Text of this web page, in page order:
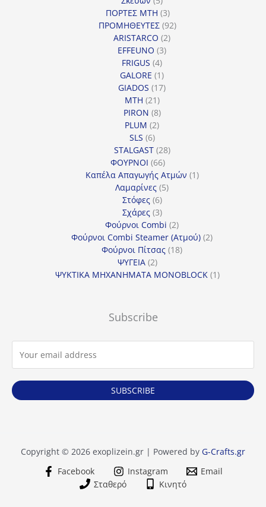
προϊόντα
ΠΟΡΤΕΣ MTH 33
προϊόντα
ΠΡΟΜΗΘΕΥΤΕΣ 9292
ARISTARCO 22
EFFEUNO 33
FRIGUS 44
προϊόντα
GALORE 11
προϊόν
GIADOS 1717
MTH 2121
προϊόντα
PIRON 88
προϊόντα
PLUM 22
SLS 66
προϊόντα
STALGAST 2828
ΦΟΥΡΝΟΙ 6666
προϊόντα
Καπέλα Απαγωγής Ατμών 11
Λαμαρίνες 55
Στόφες 66
προϊόντα
Σχάρες 33
προϊόντα
Φούρνοι Combi 22
προϊόντα
Φούρνοι Combi Steamer (Ατμού) 22
Φούρνοι Πίτσας 1818
ΨΥΓΕΙΑ 22
προϊόντα
ΨΥΚΤΙΚΑ ΜΗΧΑΝΗΜΑΤΑ MONOBLOCK 11
Subscribe
SUBSCRIBE
Copyright © 2026 exoplizein.gr | Powered by G-Crafts.gr
Facebook
Instagram
Email
Σταθερό
Κινητό